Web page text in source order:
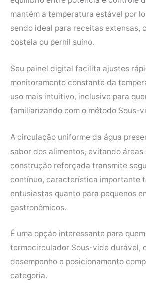
mantém a temperatura estável por
sendo ideal para receitas extensas,
costela ou pernil suíno.
Seu painel digital facilita ajustes
monitoramento constante da
uso mais intuitivo, inclusive para
familiarizando com o método Sous-
A circulação uniforme da água
sabor dos alimentos, evitando áreas
construção reforçada transmite
contínuo, característica importante
entusiastas quanto para pequenos
gastronômicos.
É uma opção interessante para
termocirculador Sous-vide durável,
desempenho e posicionamento
categoria.